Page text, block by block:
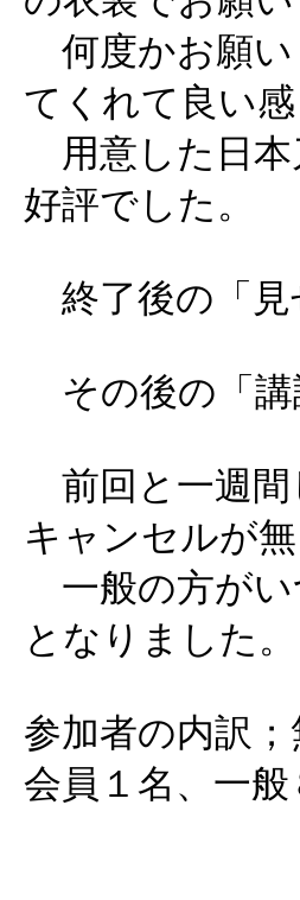
何度かお願い
てくれて良い感
用意した日本
好評でした。
終了後の「見
その後の「講
前回と一週間
キャンセルが
一般の方がい
となりました。
参加者の内訳
会員１名、一般